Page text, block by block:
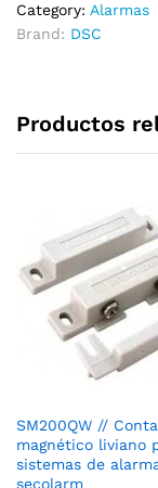
Category: Alarmas
Brand: DSC
Productos
SM200QW //
magnético liviano
sistemas de
secolarm